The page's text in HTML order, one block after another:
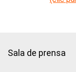
Sala de prensa